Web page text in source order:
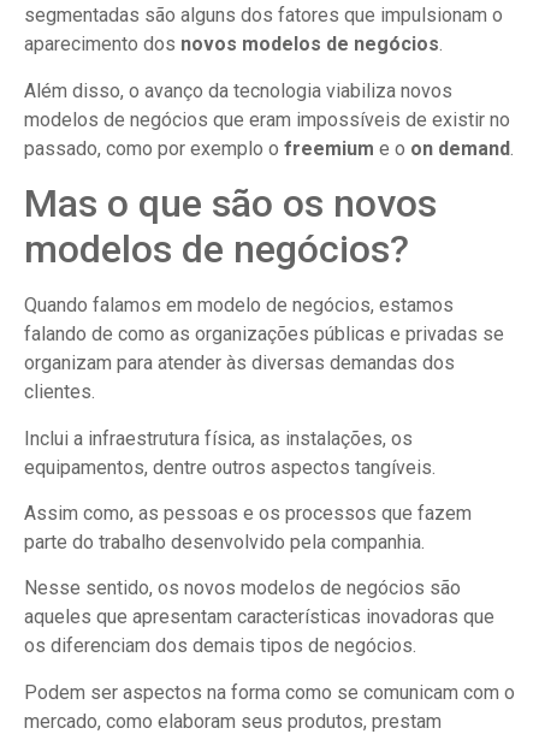
segmentadas são alguns dos fatores que impulsionam o
aparecimento dos novos modelos de negócios.
Além disso, o avanço da tecnologia viabiliza novos
modelos de negócios que eram impossíveis de existir no
passado, como por exemplo o freemium e o on demand
Mas o que são os novos
modelos de negócios?
Quando falamos em modelo de negócios, estamos
falando de como as organizações públicas e privadas se
organizam para atender às diversas demandas dos
clientes.
Inclui a infraestrutura física, as instalações, os
equipamentos, dentre outros aspectos tangíveis.
Assim como, as pessoas e os processos que fazem
parte do trabalho desenvolvido pela companhia.
Nesse sentido, os novos modelos de negócios são
aqueles que apresentam características inovadoras que
os diferenciam dos demais tipos de negócios.
Podem ser aspectos na forma como se comunicam com o
mercado, como elaboram seus produtos, prestam